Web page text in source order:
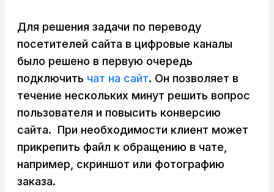
Для решения задачи по переводу
посетителей сайта в цифровые каналы
было решено в первую очередь
подключить чат на сайт. Он позволяет в
течение нескольких минут решить вопрос
пользователя и повысить конверсию
сайта. При необходимости клиент может
прикрепить файл к обращению в чате,
например, скриншот или фотографию
заказа.